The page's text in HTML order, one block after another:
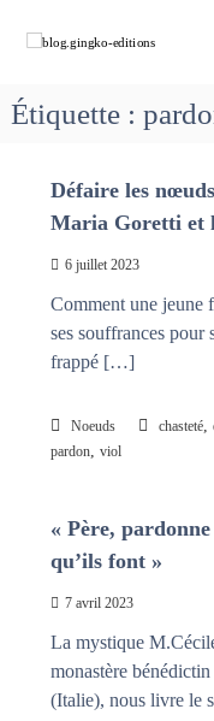
o
g
g
i
k
o
d
o
m
i
n
a
c
a
q
f
e
s
n
œ
Étiquette :
Défaire les
Maria Goretti et
6 juillet 2023
Comment une jeune
ses souffrances pour
frappé […]
Noeuds chasteté,
pardon, viol
« Père,
qu’ils font »
7 avril 2023
La mystique
monastère
(Italie), nous livre le